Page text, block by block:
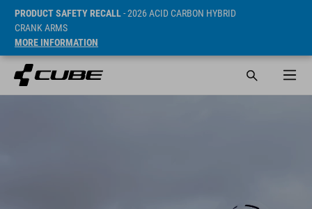
PRODUCT SAFETY RECALL- 2026 ACID CARBON HYBRID
CRANK ARMS
MORE INFORMATION